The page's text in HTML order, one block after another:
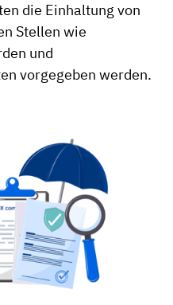
die Einhaltung von
Stellen wie
und
vorgegeben werden.